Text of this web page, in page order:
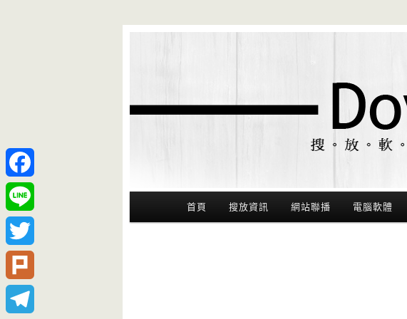
Main Menu
首頁 搜放資訊 網站聯播 電腦軟體
Facebook
Line
Twitter
Plurk